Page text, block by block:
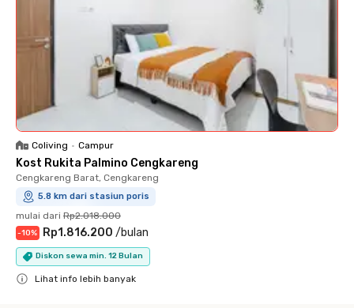
Coliving • Campur
Kost Rukita Palmino Cengkareng
Cengkareng Barat, Cengkareng
5.8 km dari stasiun poris
mulai dari Rp2.018.000
-10% Rp1.816.200 /bulan
Diskon sewa min. 12 Bulan
Lihat info lebih banyak